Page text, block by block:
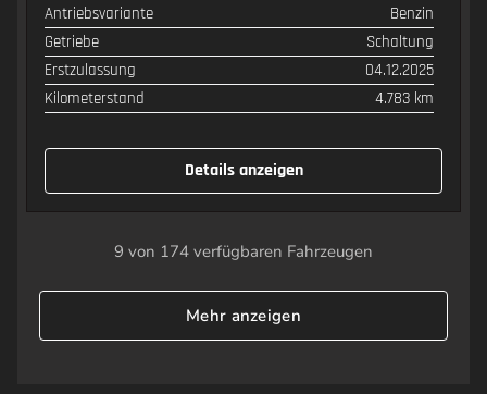
SPEZIFIKATION
Antriebsvariante
Benzin
Getriebe
Schaltung
Erstzulassung
04.12.2025
Kilometerstand
4.783 km
Details anzeigen
9 von 174 verfügbaren Fahrzeugen
Mehr anzeigen